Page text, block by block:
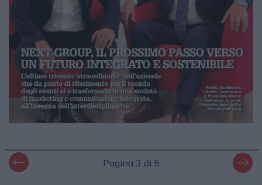
Pagina 3 di 5